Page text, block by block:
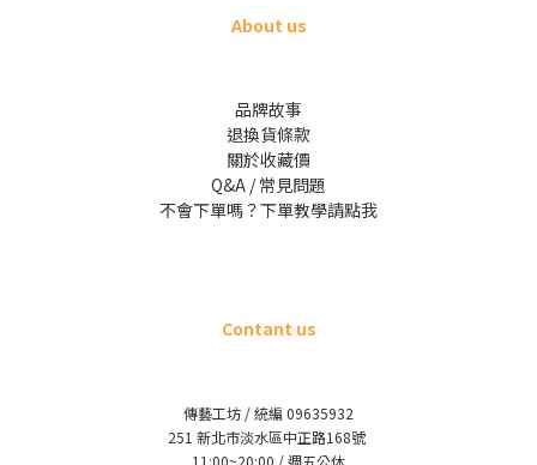
About us
品牌故事
退換貨條款
關於收藏價
Q&A / 常見問題
不會下單嗎？下單教學請點我
Contant us
傳藝工坊 / 統編 09635932
251 新北市淡水區中正路168號